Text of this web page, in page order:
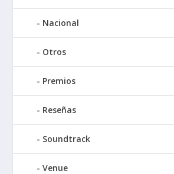
Nacional
Otros
Premios
Reseñas
Soundtrack
Venue